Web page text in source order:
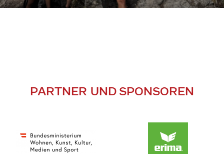
PARTNER UND SPONSOREN